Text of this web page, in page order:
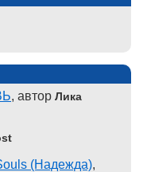
, автор Лика
(Надежда),